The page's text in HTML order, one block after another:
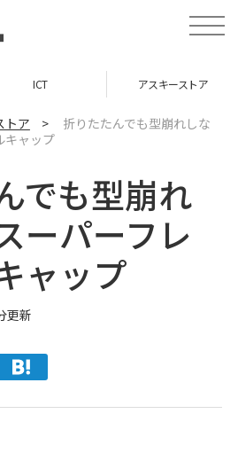
t
o
e
v
ICT アスキーストア
トア >
折りたたんでも型崩れしな
キャップ
でも型崩れ
ーパーフレ
ャップ
更新